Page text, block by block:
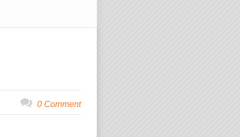
0 Comment